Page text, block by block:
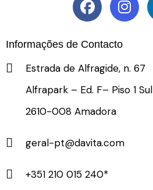
Informações de Contacto
Estrada de Alfragide, n. 67
Alfrapark – Ed. F– Piso 1 Sul
2610-008 Amadora
geral-pt@davita.com
+351 210 015 240*